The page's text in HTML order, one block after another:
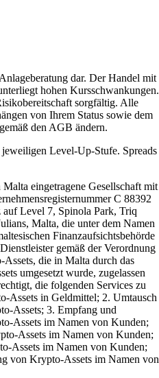
dar. Der Handel mit
hohen Kursschwankungen.
sorgfältig. Alle
von Ihrem Status sowie dem
den AGB ändern.
Level-Up-Stufe. Spreads
eingetragene Gesellschaft mit
C 88392
auf Level 7, Spinola Park, Triq
Malta, die unter dem Namen
Finanzaufsichtsbehörde
gemäß der Verordnung
die in Malta durch das
umgesetzt wurde, zugelassen
die folgenden Services zu
Assets in Geldmittel; 2. Umtausch
Assets; 3. Empfang und
Assets im Namen von Kunden;
Assets im Namen von Kunden;
Assets im Namen von Kunden;
von Krypto-Assets im Namen von